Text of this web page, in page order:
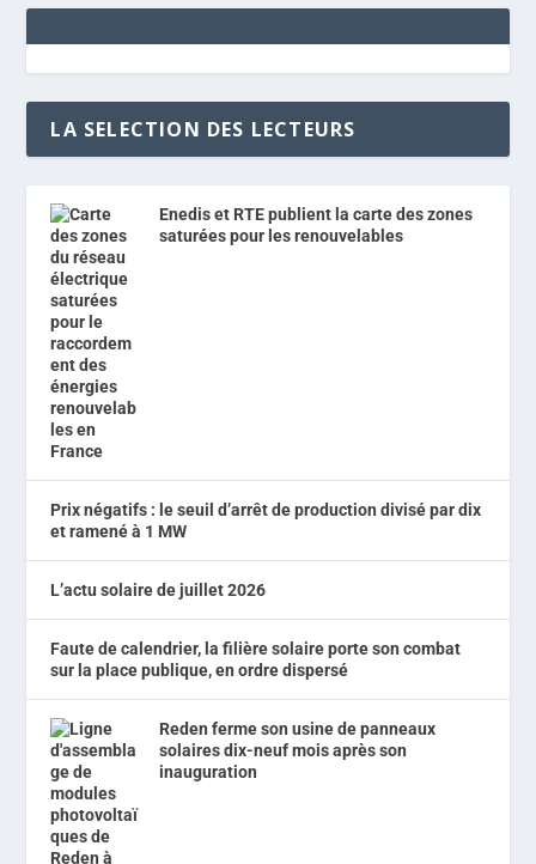
LA SELECTION DES LECTEURS
Enedis et RTE publient la carte des zones
saturées pour les renouvelables
Prix négatifs : le seuil d’arrêt de production divisé par dix
et ramené à 1 MW
L’actu solaire de juillet 2026
Faute de calendrier, la filière solaire porte son combat
sur la place publique, en ordre dispersé
Reden ferme son usine de panneaux
solaires dix-neuf mois après son
inauguration